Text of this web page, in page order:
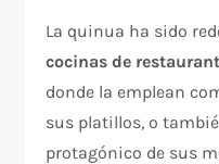
La quinua ha sido
cocinas de
donde la emplean
sus platillos, o
protagónico de sus